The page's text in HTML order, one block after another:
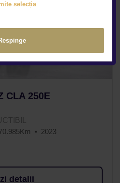
selecția
CLA 250E
2023
detalii